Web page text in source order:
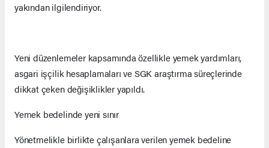
yakından ilgilendiriyor.
Yeni düzenlemeler kapsamında özellikle yemek yardımları,
asgari işçilik hesaplamaları ve SGK araştırma süreçlerinde
dikkat çeken değişiklikler yapıldı.
Yemek bedelinde yeni sınır
Yönetmelikle birlikte çalışanlara verilen yemek bedeline